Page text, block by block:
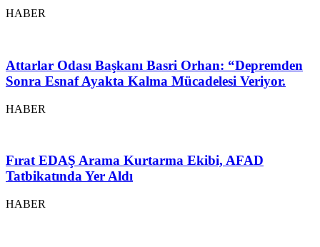
HABER
Attarlar Odası Başkanı Basri Orhan: “Depremden
Sonra Esnaf Ayakta Kalma Mücadelesi Veriyor.
HABER
Fırat EDAŞ Arama Kurtarma Ekibi, AFAD
Tatbikatında Yer Aldı
HABER